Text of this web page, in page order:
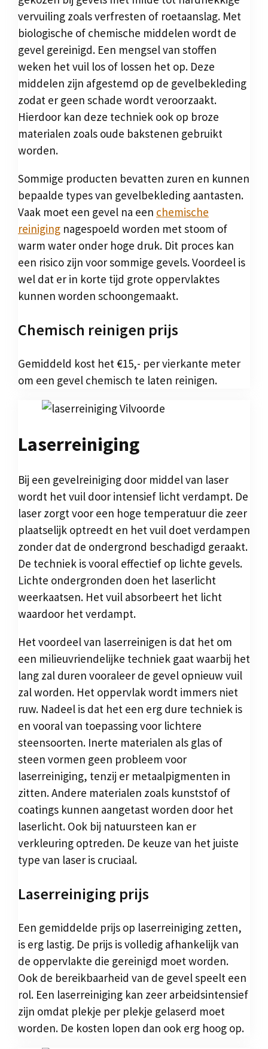
vervuiling zoals verfresten of roetaanslag. Met
biologische of chemische middelen wordt de
gevel gereinigd. Een mengsel van stoffen
weken het vuil los of lossen het op. Deze
middelen zijn afgestemd op de gevelbekleding
zodat er geen schade wordt veroorzaakt.
Hierdoor kan deze techniek ook op broze
materialen zoals oude bakstenen gebruikt
worden.
Sommige producten bevatten zuren en kunnen
bepaalde types van gevelbekleding aantasten.
Vaak moet een gevel na een chemische
reiniging nagespoeld worden met stoom of
warm water onder hoge druk. Dit proces kan
een risico zijn voor sommige gevels. Voordeel is
wel dat er in korte tijd grote oppervlaktes
kunnen worden schoongemaakt.
Chemisch reinigen prijs
Gemiddeld kost het €15,- per vierkante meter
om een gevel chemisch te laten reinigen.
Laserreiniging
Bij een gevelreiniging door middel van laser
wordt het vuil door intensief licht verdampt. De
laser zorgt voor een hoge temperatuur die zeer
plaatselijk optreedt en het vuil doet verdampen
zonder dat de ondergrond beschadigd geraakt.
De techniek is vooral effectief op lichte gevels.
Lichte ondergronden doen het laserlicht
weerkaatsen. Het vuil absorbeert het licht
waardoor het verdampt.
Het voordeel van laserreinigen is dat het om
een milieuvriendelijke techniek gaat waarbij het
lang zal duren vooraleer de gevel opnieuw vuil
zal worden. Het oppervlak wordt immers niet
ruw. Nadeel is dat het een erg dure techniek is
en vooral van toepassing voor lichtere
steensoorten. Inerte materialen als glas of
steen vormen geen probleem voor
laserreiniging, tenzij er metaalpigmenten in
zitten. Andere materialen zoals kunststof of
coatings kunnen aangetast worden door het
laserlicht. Ook bij natuursteen kan er
verkleuring optreden. De keuze van het juiste
type van laser is cruciaal.
Laserreiniging prijs
Een gemiddelde prijs op laserreiniging zetten,
is erg lastig. De prijs is volledig afhankelijk van
de oppervlakte die gereinigd moet worden.
Ook de bereikbaarheid van de gevel speelt een
rol. Een laserreiniging kan zeer arbeidsintensief
zijn omdat plekje per plekje gelaserd moet
worden. De kosten lopen dan ook erg hoog op.